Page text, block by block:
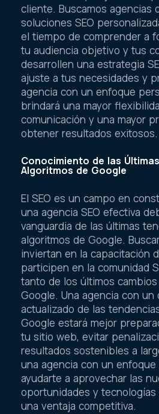
cliente. Buscamos agencias
soluciones SEO
el tiempo de comprender a
tu audiencia objetivo y tus
desarrollen una estrategia
ajuste a tus necesidades y
agencia con un enfoque
brindará una mayor
comunicación y una mayor
obtener resultados exitosos.
Conocimiento de las
Algoritmos de Google
El SEO es un campo en
una agencia SEO efectiva
vanguardia de las últimas
algoritmos de Google.
inviertan en la capacitación
participen en la comunidad
tanto de los últimos
Google. Una agencia con un
actualizado de las
Google estará mejor
tu sitio web, evitar
resultados sostenibles a
una agencia con un
ayudarte a aprovechar las
oportunidades y tecnologías
una ventaja competitiva.